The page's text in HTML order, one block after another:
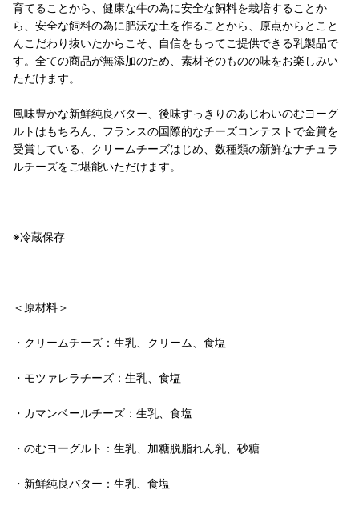
育てることから、健康な牛の為に安全な飼料を栽培することか
ら、安全な飼料の為に肥沃な土を作ることから、原点からとこと
んこだわり抜いたからこそ、自信をもってご提供できる乳製品で
す。全ての商品が無添加のため、素材そのものの味をお楽しみい
ただけます。
風味豊かな新鮮純良バター、後味すっきりのあじわいのむヨーグ
ルトはもちろん、フランスの国際的なチーズコンテストで金賞を
受賞している、クリームチーズはじめ、数種類の新鮮なナチュラ
ルチーズをご堪能いただけます。
※冷蔵保存
＜原材料＞
・クリームチーズ：生乳、クリーム、食塩
・モツァレラチーズ：生乳、食塩
・カマンベールチーズ：生乳、食塩
・のむヨーグルト：生乳、加糖脱脂れん乳、砂糖
・新鮮純良バター：生乳、食塩